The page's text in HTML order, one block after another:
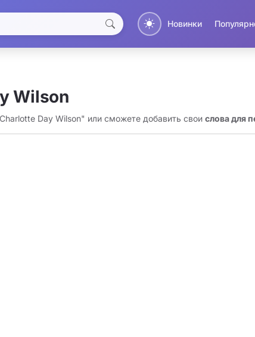
Новинки
Wilson
Day Wilson" или сможете добавить свои слова для